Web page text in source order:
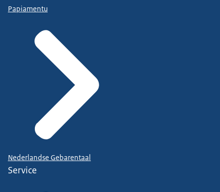
Papiamentu
Nederlandse Gebarentaal
Service